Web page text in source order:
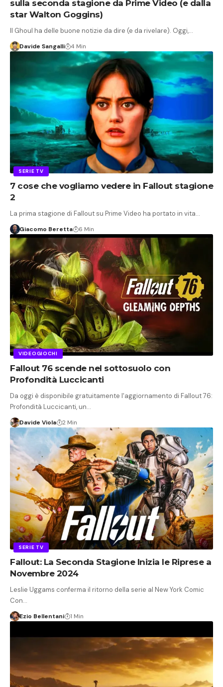
sulla seconda stagione da Prime Video (e dalla
star Walton Goggins)
Il Ghoul ha delle buone notizie da dire (e da rivelare). Oggi,…
Davide Sangalli 4 Min
SERIE TV
7 cose che vogliamo vedere in Fallout stagione
2
La prima stagione di Fallout su Prime Video ha portato in vita…
Giacomo Beretta 6 Min
VIDEOGIOCHI
Fallout 76 scende nel sottosuolo con
Profondità Luccicanti
Da oggi è disponibile gratuitamente l'aggiornamento di Fallout 76:
Profondità Luccicanti, un…
Davide Viola 2 Min
SERIE TV
Fallout: La Seconda Stagione Inizia le Riprese a
Novembre 2024
Leslie Uggams conferma il ritorno della serie al New York Comic
Con…
Ezio Bellentani 1 Min